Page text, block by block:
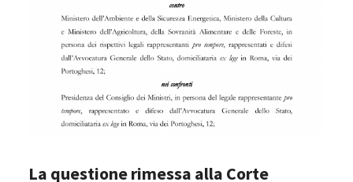
La questione rimessa alla Corte